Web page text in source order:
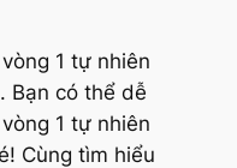
1 tự nhiên
Bạn có thể dễ
1 tự nhiên
Cùng tìm hiểu